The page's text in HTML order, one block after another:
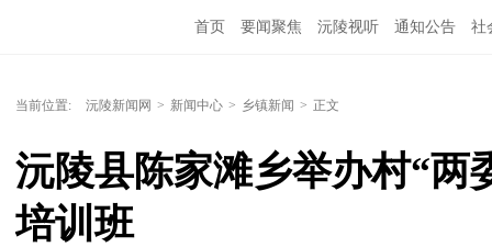
首页 要闻聚焦 沅陵视听 通知公告 社
当前位置: 沅陵新闻网 > 新闻中心 > 乡镇新闻 > 正文
沅陵县陈家滩乡举办村“两
培训班